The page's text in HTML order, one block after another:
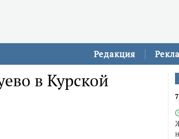
Редакция
в Курской